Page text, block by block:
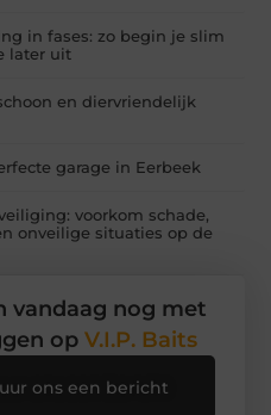
in fases: zo begin je slim
later uit
en diervriendelijk
garage in Eerbeek
voorkom schade,
onveilige situaties op de
vandaag nog met
op V.I.P. Baits
ons een bericht